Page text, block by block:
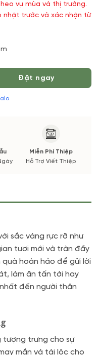
vụ mùa và thị trường.
trước và xác nhận từ
Đặt ngay
Miễn Phí Thiệp
Hỗ Trợ Viết Thiệp
sắc vàng rực rỡ như
tươi mới và tràn đầy
hoàn hảo để gửi lời
làm ăn tấn tới hay
đến người thân
tượng trưng cho sự
mắn và tài lộc cho